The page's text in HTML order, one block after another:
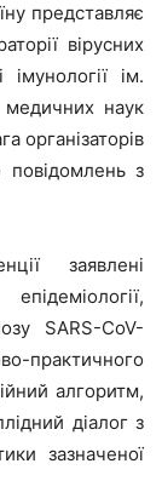
представляє
вірусних
імунології ім.
медичних наук
організаторів
повідомлень з
заявлені
SARS-CoV-
алгоритм,
діалог з
зазначеної